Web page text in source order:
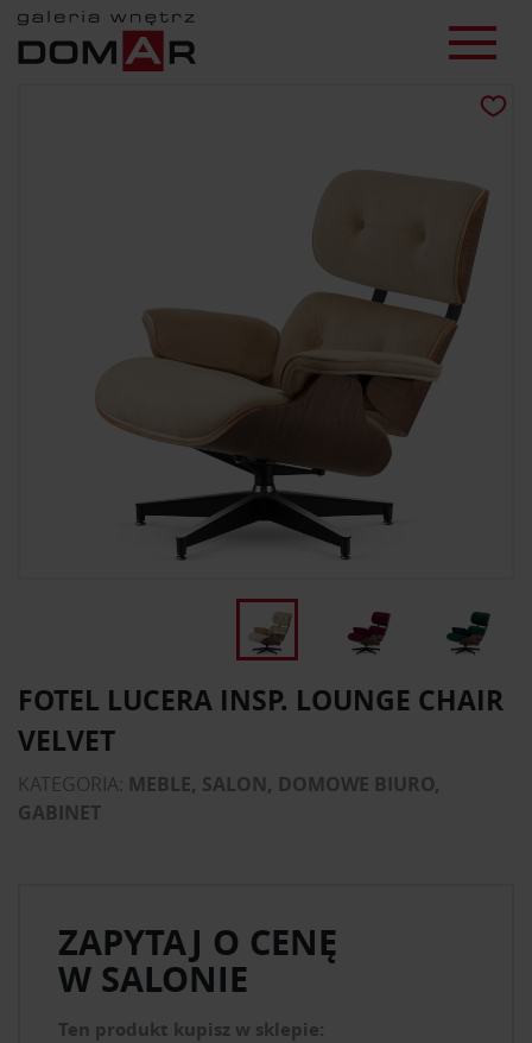
FOTEL LUCERA INSP. LOUNGE CHAIR
VELVET
KATEGORIA: MEBLE, SALON, DOMOWE BIURO,
GABINET
ZAPYTAJ O CENĘ
W SALONIE
Ten produkt kupisz w sklepie: